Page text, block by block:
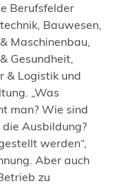
Berufsfelder
Bauwesen,
Maschinenbau,
Gesundheit,
& Logistik und
„Was
man? Wie sind
Ausbildung?
werden“,
Aber auch
zu